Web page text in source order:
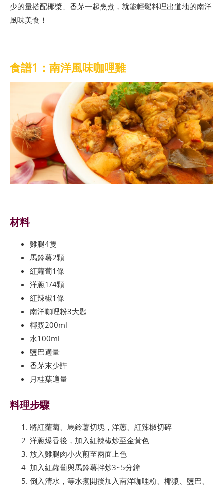
少的量搭配椰漿、香茅一起烹煮，就能輕鬆料理出道地的南洋
風味美食！
食譜1：南洋風味咖哩雞
材料
雞腿4隻
馬鈴薯2顆
紅蘿蔔1條
洋蔥1/4顆
紅辣椒1條
南洋咖哩粉3大匙
椰漿200ml
水100ml
鹽巴適量
香茅末少許
月桂葉適量
料理步驟
將紅蘿蔔、馬鈴薯切塊，洋蔥、紅辣椒切碎
洋蔥爆香後，加入紅辣椒炒至金黃色
放入雞腿肉小火煎至兩面上色
加入紅蘿蔔與馬鈴薯拌炒3~5分鐘
倒入清水，等水煮開後加入南洋咖哩粉、椰漿、鹽巴、